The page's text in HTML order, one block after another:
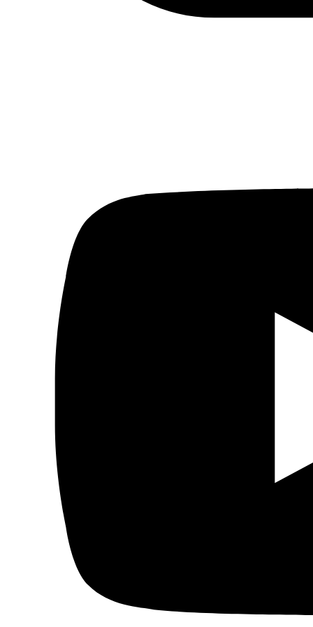
Sociedad
Mujer
Migraciones
Protestas sociales
Humor Árabe